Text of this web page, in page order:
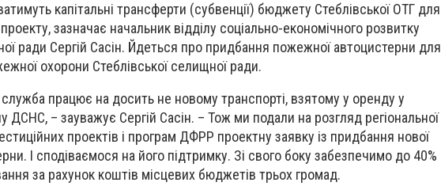
капітальні трансферти (субвенції) бюджету Стеблівської ОТГ для
проекту, зазначає начальник відділу соціально-економічного розвитку
ради Сергій Сасін. Йдеться про придбання пожежної автоцистерни для
охорони Стеблівської селищної ради.
працює на досить не новому транспорті, взятому у оренду у
ДСНС, – зауважує Сергій Сасін. – Тож ми подали на розгляд регіональної
проектів і програм ДФРР проектну заявку із придбання нової
І сподіваємося на його підтримку. Зі свого боку забезпечимо до 40%
за рахунок коштів місцевих бюджетів трьох громад.